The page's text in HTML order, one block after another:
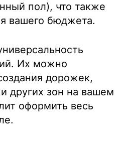
пол), что также
вашего бюджета.
Их можно
дорожек,
других зон на вашем
оформить весь